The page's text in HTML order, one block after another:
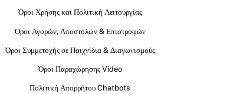
Όροι Χρήσης και Πολιτική Λειτουργίας
Όροι Αγορών, Αποστολών & Επιστροφών
Όροι Συμμετοχής σε Παιχνίδια & Διαγωνισμούς
Όροι Παραχώρησης Video
Πολιτική Απορρήτου Chatbots